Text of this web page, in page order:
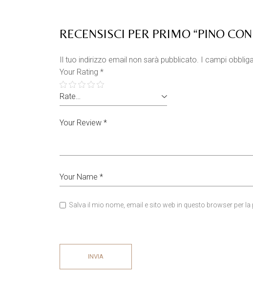
RECENSISCI PER PRIMO “PINO
Il tuo indirizzo email non sarà pubblicato. I campi
Your Rating *
Salva il mio nome, email e sito web in questo browser per
INVIA